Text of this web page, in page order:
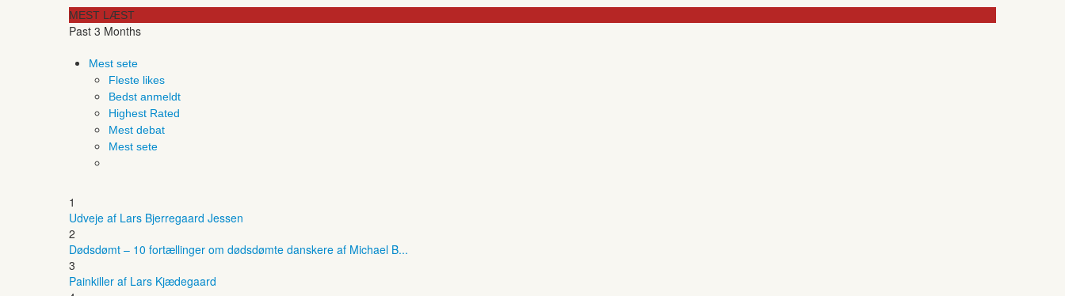
MEST LÆST
Past 3 Months
Mest sete
Fleste likes
Bedst anmeldt
Highest Rated
Mest debat
Mest sete
1
Udveje af Lars Bjerregaard Jessen
2
Dødsdømt – 10 fortællinger om dødsdømte danskere af Michael B...
3
Painkiller af Lars Kjædegaard